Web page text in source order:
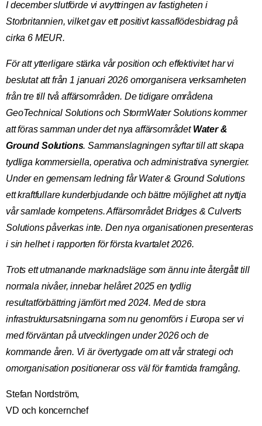
I december slutförde vi avyttringen av fastigheten i
Storbritannien, vilket gav ett positivt kassaflödesbidrag på
cirka 6 MEUR.
För att ytterligare stärka vår position och effektivitet har vi
beslutat att från 1 januari 2026 omorganisera verksamheten
från tre till två affärsområden. De tidigare områdena
GeoTechnical Solutions och StormWater Solutions kommer
att föras samman under det nya affärsområdet Water &
Ground Solutions. Sammanslagningen syftar till att skapa
tydliga kommersiella, operativa och administrativa synergier.
Under en gemensam ledning får Water & Ground Solutions
ett kraftfullare kunderbjudande och bättre möjlighet att nyttja
vår samlade kompetens. Affärsområdet Bridges & Culverts
Solutions påverkas inte. Den nya organisationen presenteras
i sin helhet i rapporten för första kvartalet 2026.
Trots ett utmanande marknadsläge som ännu inte återgått till
normala nivåer, innebar helåret 2025 en tydlig
resultatförbättring jämfört med 2024. Med de stora
infrastruktursatsningarna som nu genomförs i Europa ser vi
med förväntan på utvecklingen under 2026 och de
kommande åren. Vi är övertygade om att vår strategi och
omorganisation positionerar oss väl för framtida framgång.
Stefan Nordström,
VD och koncernchef